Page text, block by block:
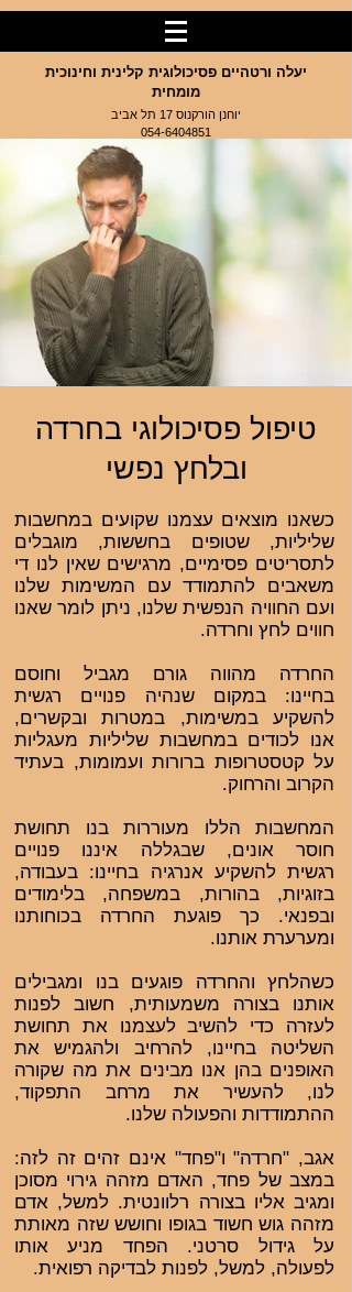
יעלה ורטהיים פסיכולוגית קלינית וחינוכית
מומחית
יוחנן הורקנוס 17 תל אביב
054-6404851
טיפול פסיכולוגי בחרדה
ובלחץ נפשי
כשאנו מוצאים עצמנו שקועים במחשבות
שליליות, שטופים בחששות, מוגבלים
לתסריטים פסימיים, מרגישים שאין לנו די
משאבים להתמודד עם המשימות שלנו
ועם החוויה הנפשית שלנו, ניתן לומר שאנו
חווים לחץ וחרדה.
החרדה מהווה גורם מגביל וחוסם
בחיינו: במקום שנהיה פנויים רגשית
להשקיע במשימות, במטרות ובקשרים,
אנו לכודים במחשבות שליליות מעגליות
על קטסטרופות ברורות ועמומות, בעתיד
הקרוב והרחוק.
המחשבות הללו מעוררות בנו תחושת
חוסר אונים, שבגללה איננו פנויים
רגשית להשקיע אנרגיה בחיינו: בעבודה,
בזוגיות, בהורות, במשפחה, בלימודים
ובפנאי. כך פוגעת החרדה בכוחותנו
ומערערת אותנו.
כשהלחץ והחרדה פוגעים בנו ומגבילים
אותנו בצורה משמעותית, חשוב לפנות
לעזרה כדי להשיב לעצמנו את תחושת
השליטה בחיינו, להרחיב ולהגמיש את
האופנים בהן אנו מבינים את מה שקורה
לנו, להעשיר את מרחב התפקוד,
ההתמודדות והפעולה שלנו.
אגב, "חרדה" ו"פחד" אינם זהים זה לזה:
במצב של פחד, האדם מזהה גירוי מסוכן
ומגיב אליו בצורה רלוונטית. למשל, אדם
מזהה גוש חשוד בגופו וחושש שזה מאותת
על גידול סרטני. הפחד מניע אותו
לפעולה, למשל, לפנות לבדיקה רפואית.